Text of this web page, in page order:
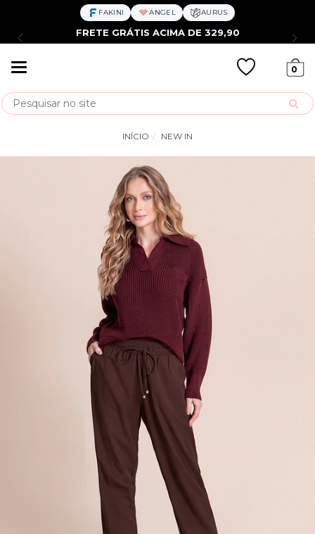
FAKINI ANGEL AURUS
FRETE GRÁTIS ACIMA DE 329,90
0
Busca
INÍCIO NEW IN